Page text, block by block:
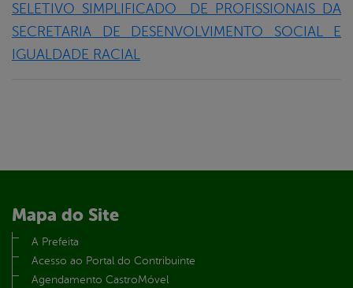
SELETIVO SIMPLIFICADO DE PROFISSIONAIS DA
SECRETARIA DE DESENVOLVIMENTO SOCIAL E
IGUALDADE RACIAL
Mapa do Site
A Prefeita
Acesso ao Portal do Contribuinte
Agendamento CastroMóvel